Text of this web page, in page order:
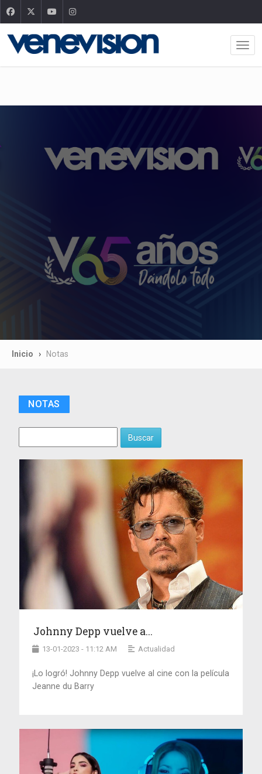
Inicio Notas
NOTAS
Buscar
Johnny Depp vuelve a...
13-01-2023 - 11:12 AM Actualidad
¡Lo logró! Johnny Depp vuelve al cine con la película
Jeanne du Barry